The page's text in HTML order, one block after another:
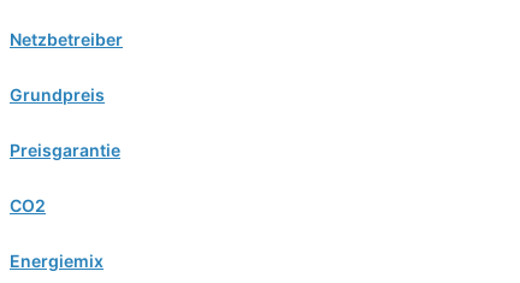
Netzbetreiber
Grundpreis
Preisgarantie
CO2
Energiemix